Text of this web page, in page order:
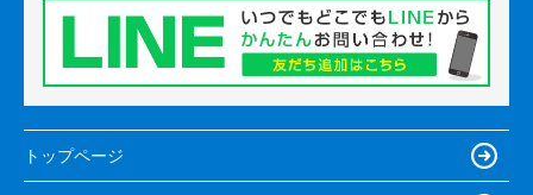
トップページ